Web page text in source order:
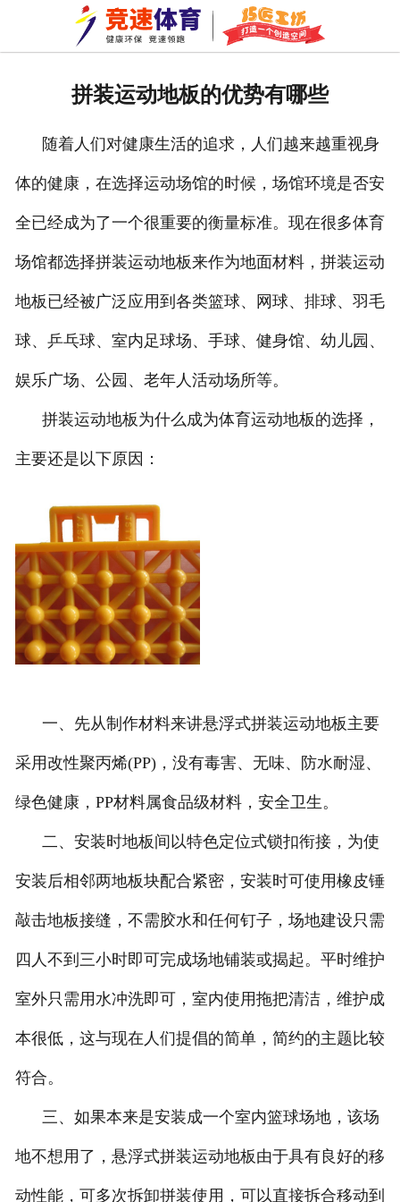
网站首页
成功案例
资质荣誉
公司环境
车间一角
团队风采
拼装运动地板的优势有哪些
随着人们对健康生活的追求，人们越来越重视身
体的健康，在选择运动场馆的时候，场馆环境是否安
全已经成为了一个很重要的衡量标准。现在很多体育
场馆都选择拼装运动地板来作为地面材料，拼装运动
地板已经被广泛应用到各类篮球、网球、排球、羽毛
球、乒乓球、室内足球场、手球、健身馆、幼儿园、
娱乐广场、公园、老年人活动场所等。
拼装运动地板为什么成为体育运动地板的选择，
主要还是以下原因：
一、先从制作材料来讲悬浮式拼装运动地板主要
采用改性聚丙烯(PP)，没有毒害、无味、防水耐湿、
绿色健康，PP材料属食品级材料，安全卫生。
二、安装时地板间以特色定位式锁扣衔接，为使
安装后相邻两地板块配合紧密，安装时可使用橡皮锤
敲击地板接缝，不需胶水和任何钉子，场地建设只需
四人不到三小时即可完成场地铺装或揭起。平时维护
室外只需用水冲洗即可，室内使用拖把清洁，维护成
本很低，这与现在人们提倡的简单，简约的主题比较
符合。
三、如果本来是安装成一个室内篮球场地，该场
地不想用了，悬浮式拼装运动地板由于具有良好的移
动性能，可多次拆卸拼装使用，可以直接拆合移动到